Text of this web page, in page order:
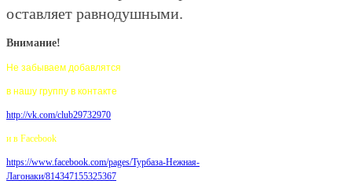
оставляет равнодушными.
Внимание!
Не забываем добавлятся
в нашу группу в контакте
http://vk.com/club29732970
и в Facebook
https://www.facebook.com/pages/Турбаза-Нежная-
Лагонаки/814347155325367